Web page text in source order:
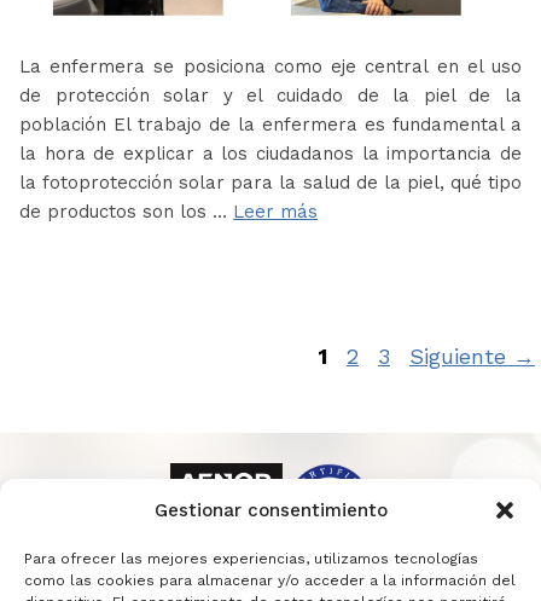
Gestionar consentimiento
Para ofrecer las mejores experiencias, utilizamos tecnologías
como las cookies para almacenar y/o acceder a la información del
La enfermera se posiciona como eje central en el uso
de protección solar y el cuidado de la piel de la
población El trabajo de la enfermera es fundamental a
la hora de explicar a los ciudadanos la importancia de
la fotoprotección solar para la salud de la piel, qué tipo
de productos son los … Leer más
Página
1 Página
2 Página
3 Siguiente →